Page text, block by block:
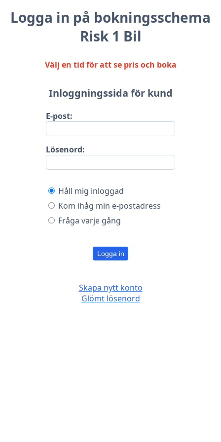
Logga in på bokningsschema
Risk 1 Bil
Välj en tid för att se pris och boka
Inloggningssida för kund
E-post:
Lösenord:
Håll mig inloggad
Kom ihåg min e-postadress
Fråga varje gång
Logga in
Skapa nytt konto
Glömt lösenord